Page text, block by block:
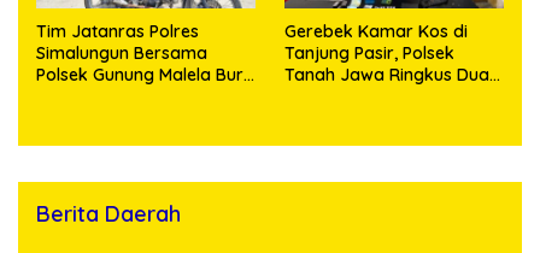
Tim Jatanras Polres
Simalungun Bersama
Polsek Gunung Malela Buru
Gerebek Kamar Kos di
Tanjung Pasir, Polsek
Tanah Jawa Ringkus Dua
Berita Daerah